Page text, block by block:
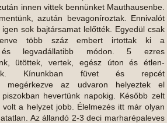
innen vittek bennünket Mauthausenbe.
azután bevagoníroztak. Ennivalót
sok bajtársamat lelőtték. Egyedül csak
több száz embert irtottak ki a
és legvadállatibb módon. 5 ezres
ütöttek, vertek, egész úton és étlen-
Kínunkban füvet és repcét
megérkezve az udvaron helyeztek el
hevertünk napokig. Később zelt
a helyzet jobb. Élelmezés itt már olyan
Az állandó 2-3 deci marharépaleves